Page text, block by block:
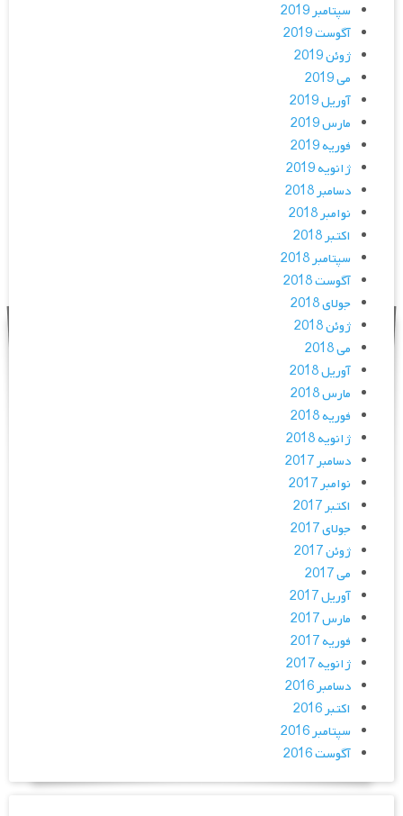
سپتامبر 2019
آگوست 2019
ژوئن 2019
می 2019
آوریل 2019
مارس 2019
فوریه 2019
ژانویه 2019
دسامبر 2018
نوامبر 2018
اکتبر 2018
سپتامبر 2018
آگوست 2018
جولای 2018
ژوئن 2018
می 2018
آوریل 2018
مارس 2018
فوریه 2018
ژانویه 2018
دسامبر 2017
نوامبر 2017
اکتبر 2017
جولای 2017
ژوئن 2017
می 2017
آوریل 2017
مارس 2017
فوریه 2017
ژانویه 2017
دسامبر 2016
اکتبر 2016
سپتامبر 2016
آگوست 2016